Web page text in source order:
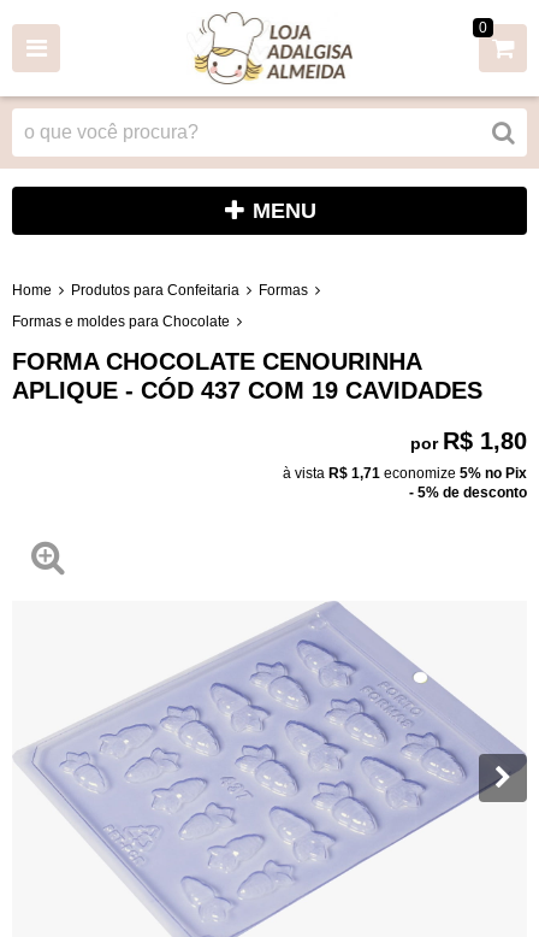
0
MENU
Home Produtos para Confeitaria
Formas
Formas e moldes para Chocolate
FORMA CHOCOLATE CENOURINHA
APLIQUE - CÓD 437 COM 19 CAVIDADES
por R$ 1,80
à vista R$ 1,71 economize 5% no Pix
- 5% de desconto